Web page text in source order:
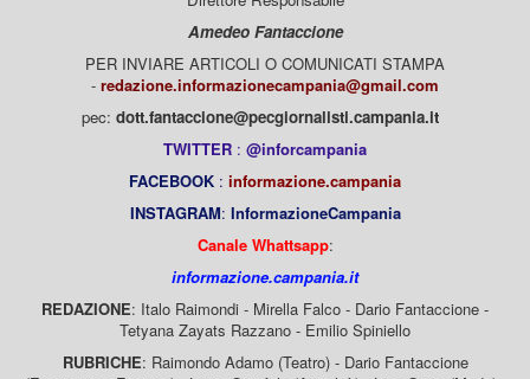
Amedeo Fantaccione
PER INVIARE ARTICOLI O COMUNICATI STAMPA
- redazione.informazionecampania@gmail.com
pec: dott.fantaccione@pecgiornalisti.campania.it
TWITTER : @inforcampania
FACEBOOK : informazione.campania
INSTAGRAM: InformazioneCampania
Canale Whattsapp:
informazione.campania.it
REDAZIONE: Italo Raimondi - Mirella Falco - Dario Fantaccione -
Tetyana Zayats Razzano - Emilio Spiniello
RUBRICHE: Raimondo Adamo (Teatro) - Dario Fantaccione